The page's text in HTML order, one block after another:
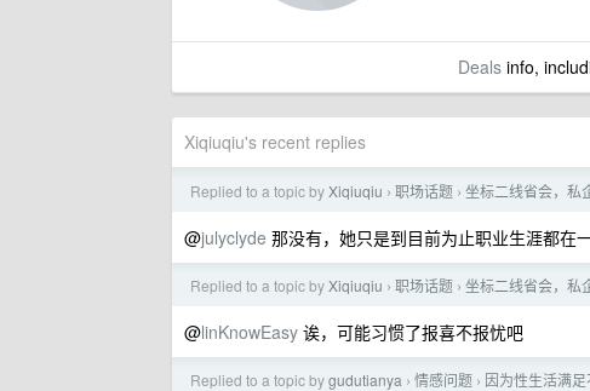
Dealsinfo,
Xiqiuqiu's recent replies
Replied to a topic byXiqiuqiu › 职场话题 › 坐标二线省会，私
@julyclyde 那没有，她只是到目前为止职业生涯都在一
Replied to a topic byXiqiuqiu › 职场话题 › 坐标二线省会，私
@linKnowEasy 诶，可能习惯了报喜不报忧吧
Replied to a topic bygudutianya › 情感问题 › 因为性生活满